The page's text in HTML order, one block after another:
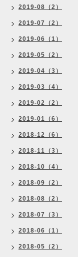
2019-08（2）
2019-07（2）
2019-06（1）
2019-05（2）
2019-04（3）
2019-03（4）
2019-02（2）
2019-01（6）
2018-12（6）
2018-11（3）
2018-10（4）
2018-09（2）
2018-08（2）
2018-07（3）
2018-06（1）
2018-05（2）